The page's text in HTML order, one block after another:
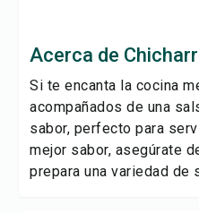
Acerca de
Si te encanta la cocina
acompañados de una
sabor, perfecto para
mejor sabor, asegúrate
prepara una variedad de